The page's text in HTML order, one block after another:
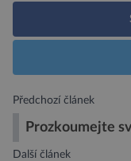
Předchozí článek
Prozkoumejte
Další článek